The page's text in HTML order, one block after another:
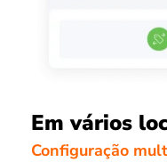
Em vários
Configuração